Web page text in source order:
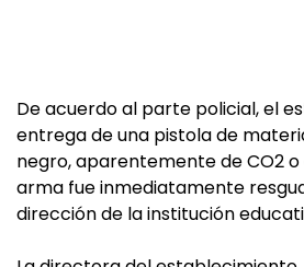
De acuerdo al parte policial, el
entrega de una pistola de
negro, aparentemente de CO2
arma fue inmediatamente
dirección de la institución